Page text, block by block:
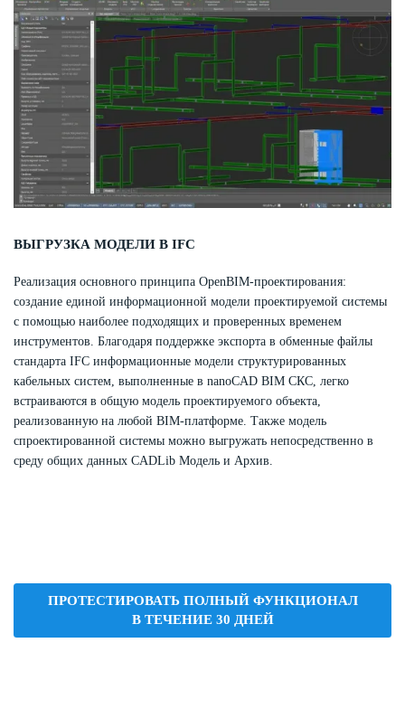
ВЫГРУЗКА МОДЕЛИ В IFC
Реализация основного принципа OpenBIM-проектирования:
создание единой информационной модели проектируемой системы
с помощью наиболее подходящих и проверенных временем
инструментов. Благодаря поддержке экспорта в обменные файлы
стандарта IFC информационные модели структурированных
кабельных систем, выполненные в nanoCAD BIM СКС, легко
встраиваются в общую модель проектируемого объекта,
реализованную на любой BIM-платформе. Также модель
спроектированной системы можно выгружать непосредственно в
среду общих данных CADLib Модель и Архив.
ПРОТЕСТИРОВАТЬ ПОЛНЫЙ ФУНКЦИОНАЛ
В ТЕЧЕНИЕ 30 ДНЕЙ